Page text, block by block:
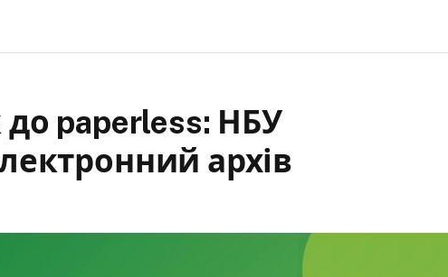
paperless: НБУ
архів